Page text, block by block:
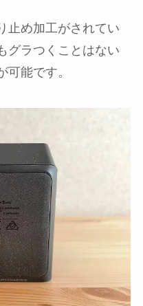
止め加工がされてい
グラつくことはない
能です。